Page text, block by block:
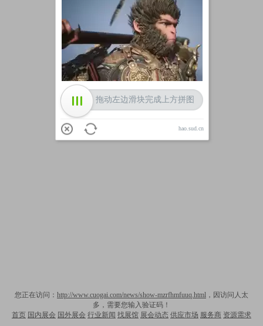
您正在访问： http://www.cuogai.com/news/show-mzrfhmfuuq.html ，因访问人太
多，需要您输入验证码！
首页 国内展会 国外展会 行业新闻 找展馆 展会动态 供应市场 服务商 资源需求
加载中
拖动左边滑块完成上方拼图
hao.sud.cn